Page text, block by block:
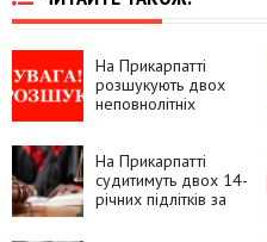
На Прикарпатті
розшукують двох
неповнолітніх
На Прикарпатті
судитимуть двох 14-
річних підлітків за